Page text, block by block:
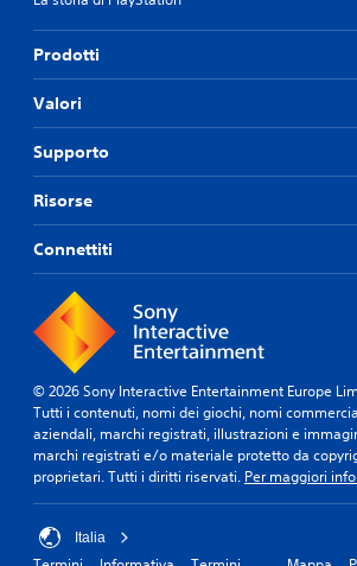
Prodotti
Valori
Supporto
Risorse
Connettiti
© 2026 Sony Interactive Entertainment Europe
Tutti i contenuti, nomi dei giochi, nomi
aziendali, marchi registrati, illustrazioni e
marchi registrati e/o materiale protetto da
proprietari. Tutti i diritti riservati. Per maggiori
Italia